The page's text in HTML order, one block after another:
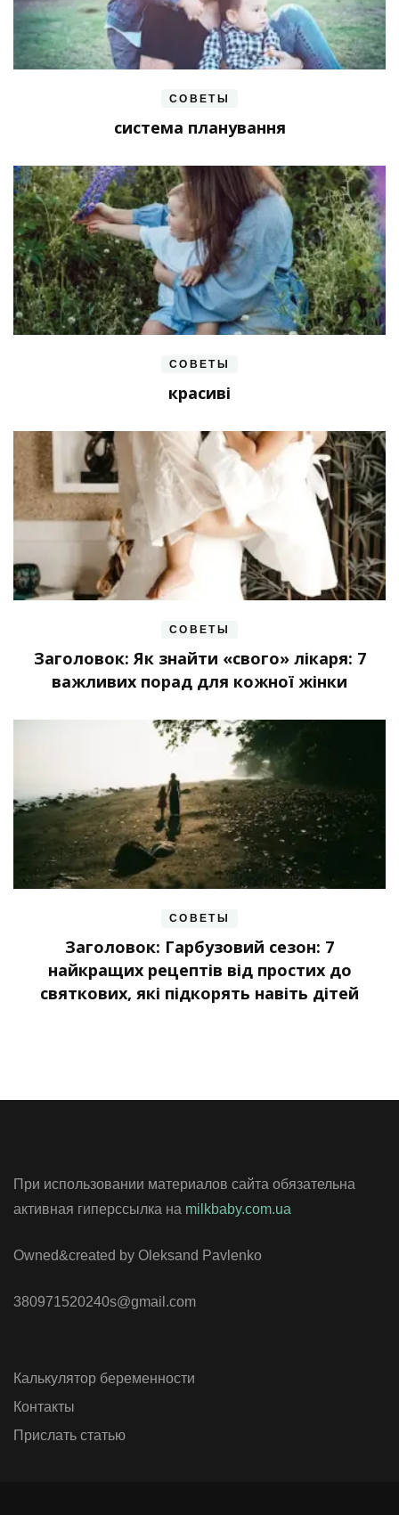
СОВЕТЫ
система планування
СОВЕТЫ
красиві
СОВЕТЫ
Заголовок: Як знайти «свого» лікаря: 7
важливих порад для кожної жінки
СОВЕТЫ
Заголовок: Гарбузовий сезон: 7
найкращих рецептів від простих до
святкових, які підкорять навіть дітей
При использовании материалов сайта обязательна
активная гиперссылка на milkbaby.com.ua
Owned&created by Oleksand Pavlenko
380971520240s@gmail.com
Калькулятор беременности
Контакты
Прислать статью